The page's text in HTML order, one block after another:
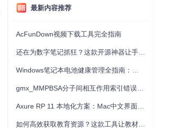
最新内容推荐
AcFunDown视频下载工具完全指南